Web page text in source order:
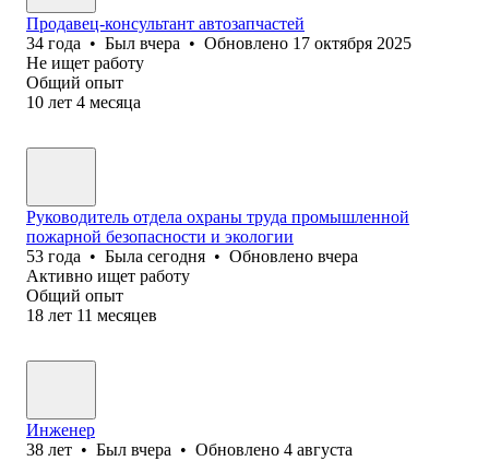
Продавец-консультант автозапчастей
34 года • Был вчера • Обновлено 17 октября 2025
Не ищет работу
Общий опыт
10 лет 4 месяца
Руководитель отдела охраны труда промышленной
пожарной безопасности и экологии
53 года • Была сегодня • Обновлено вчера
Активно ищет работу
Общий опыт
18 лет 11 месяцев
Инженер
38 лет • Был вчера • Обновлено 4 августа